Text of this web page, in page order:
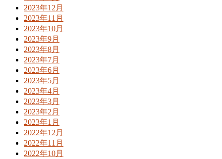
2023年12月
2023年11月
2023年10月
2023年9月
2023年8月
2023年7月
2023年6月
2023年5月
2023年4月
2023年3月
2023年2月
2023年1月
2022年12月
2022年11月
2022年10月